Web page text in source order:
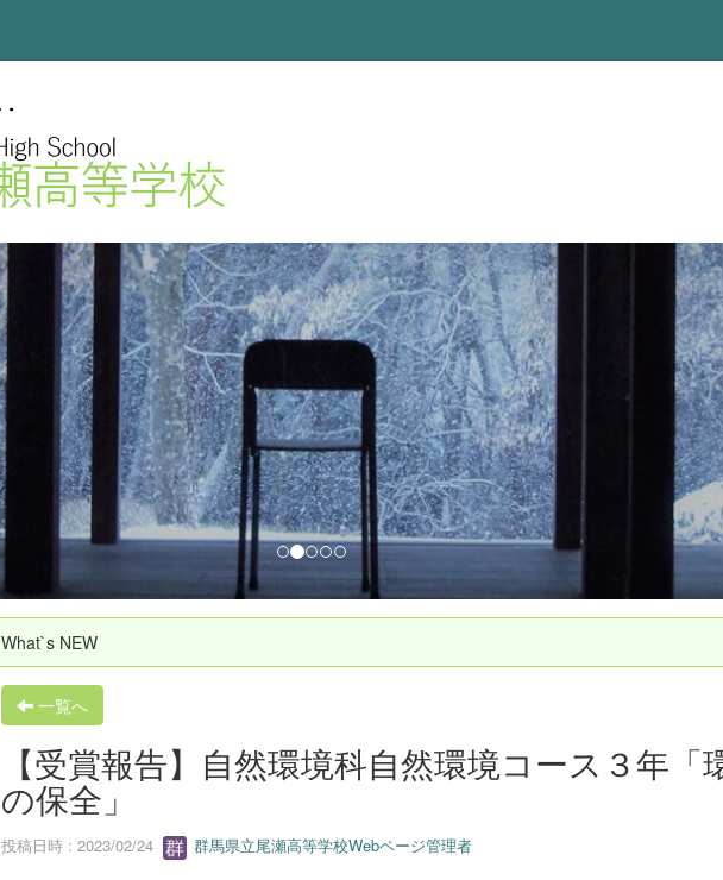
What`s NEW
一覧へ
【受賞報告】自然環境科自然環境コース３年「
の保全」
投稿日時 : 2023/02/24 群馬県立尾瀬高等学校Webページ管理者